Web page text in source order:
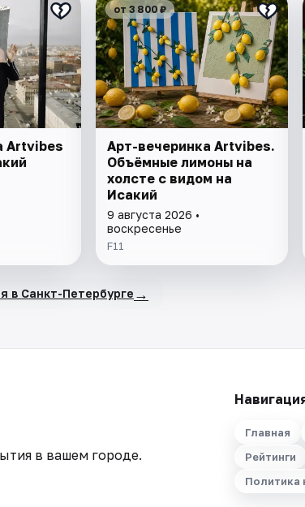
Artvibes
от 3 800 ₽
Арт-вечеринка Artvibes.
Объёмные лимоны на
холсте с видом на
Исакий
9 августа 2026 •
воскресенье
F11
в Санкт-Петербурге →
в вашем городе.
Главная
Рейтинги
Политика